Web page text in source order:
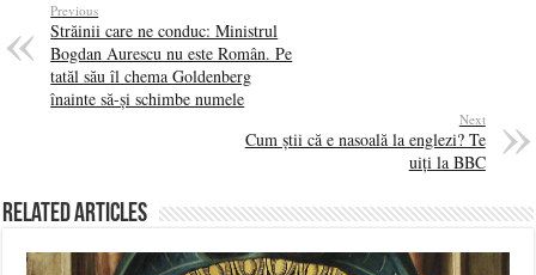
Previous
Străinii care ne conduc: Ministrul
Bogdan Aurescu nu este Român. Pe
tatăl său îl chema Goldenberg
înainte să-și schimbe numele
Next
Cum știi că e nasoală la englezi? Te
uiți la BBC
Related Articles